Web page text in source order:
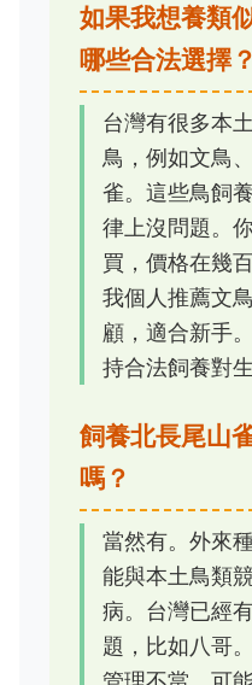
如果我想養類
哪些合法選擇？
台灣有很多本
鳥，例如文鳥
雀。這些鳥飼
律上沒問題。
買，價格在幾
我個人推薦文
顧，適合新手
持合法飼養對
飼養北長尾山
嗎？
當然有。外來
能與本土鳥類
病。台灣已經
題，比如八哥